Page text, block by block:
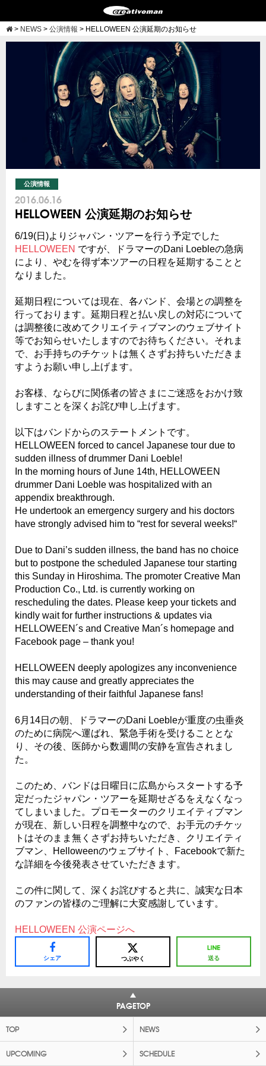
> NEWS > 公演情報 > HELLOWEEN 公演延期のお知らせ
公演情報
2016.06.16
HELLOWEEN 公演延期のお知らせ
6/19(日)よりジャパン・ツアーを行う予定でした
HELLOWEEN ですが、ドラマーのDani Loebleの急病
により、やむを得ず本ツアーの日程を延期することと
なりました。
延期日程については現在、各バンド、会場との調整を
行っております。延期日程と払い戻しの対応について
は調整後に改めてクリエイティブマンのウェブサイト
等でお知らせいたしますのでお待ちください。それま
で、お手持ちのチケットは無くさずお持ちいただきま
すようお願い申し上げます。
お客様、ならびに関係者の皆さまにご迷惑をおかけ致
しますことを深くお詫び申し上げます。
以下はバンドからのステートメントです。
HELLOWEEN forced to cancel Japanese tour due to
sudden illness of drummer Dani Loeble!
In the morning hours of June 14th, HELLOWEEN
drummer Dani Loeble was hospitalized with an
appendix breakthrough.
He undertook an emergency surgery and his doctors
have strongly advised him to “rest for several weeks!“
Due to Dani’s sudden illness, the band has no choice
but to postpone the scheduled Japanese tour starting
this Sunday in Hiroshima. The promoter Creative Man
Production Co., Ltd. is currently working on
rescheduling the dates. Please keep your tickets and
kindly wait for further instructions & updates via
HELLOWEEN´s and Creative Man´s homepage and
Facebook page – thank you!
HELLOWEEN deeply apologizes any inconvenience
this may cause and greatly appreciates the
understanding of their faithful Japanese fans!
6月14日の朝、ドラマーのDani Loebleが重度の虫垂炎
のために病院へ運ばれ、緊急手術を受けることとな
り、その後、医師から数週間の安静を宣告されまし
た。
このため、バンドは日曜日に広島からスタートする予
定だったジャパン・ツアーを延期せざるをえなくなっ
てしまいました。プロモーターのクリエイティブマン
が現在、新しい日程を調整中なので、お手元のチケッ
トはそのまま無くさずお持ちいただき、クリエイティ
ブマン、Helloweenのウェブサイト、Facebookで新た
な詳細を今後発表させていただきます。
この件に関して、深くお詫びすると共に、誠実な日本
のファンの皆様のご理解に大変感謝しています。
HELLOWEEN 公演ページへ
シェア つぶやく 送る
PAGETOP
TOP NEWS
UPCOMING SCHEDULE